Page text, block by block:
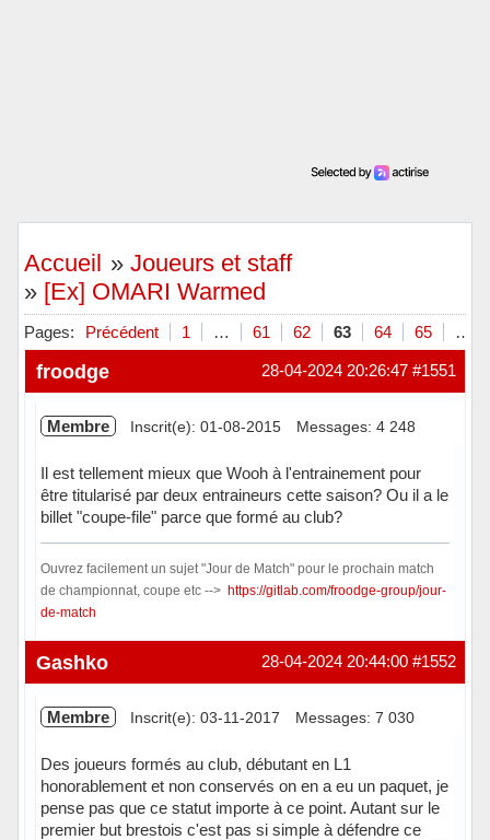
Accueil »Joueurs et staff
» [Ex] OMARI Warmed
Pages: Précédent 1 … 61 62 63 64 65 …
#1551
28-04-2024 20:26:47
froodge
Membre Inscrit(e): 01-08-2015 Messages: 4 248
Il est tellement mieux que Wooh à l'entrainement pour
être titularisé par deux entraineurs cette saison? Ou il a le
billet "coupe-file" parce que formé au club?
Ouvrez facilement un sujet "Jour de Match" pour le prochain match
de championnat, coupe etc --> https://gitlab.com/froodge-group/jour-
de-match
Hors ligne #1552
28-04-2024 20:44:00
Gashko
Membre Inscrit(e): 03-11-2017 Messages: 7 030
Des joueurs formés au club, débutant en L1
honorablement et non conservés on en a eu un paquet, je
pense pas que ce statut importe à ce point. Autant sur le
premier but brestois c'est pas si simple à défendre ce